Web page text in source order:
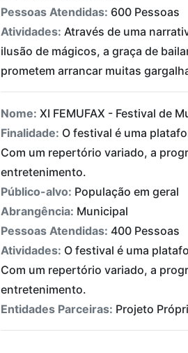
Pessoas Atendidas: 600 Pessoas
Atividades: Através de uma
ilusão de mágicos, a graça de
prometem arrancar muitas
Nome: XI FEMUFAX - Festival de
Finalidade: O festival é uma
Com um repertório variado, a
entretenimento.
Público-alvo: População em geral
Abrangência: Municipal
Pessoas Atendidas: 400 Pessoas
Atividades: O festival é uma
Com um repertório variado, a
entretenimento.
Entidades Parceiras: Projeto